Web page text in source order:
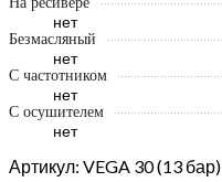
нет
Безмасляный
нет
С частотником
нет
С осушителем
нет
Артикул: VEGA 30 (13 бар)